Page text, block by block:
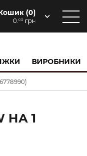
(0)
0.00 грн
ВИРОБНИКИ
НА 1